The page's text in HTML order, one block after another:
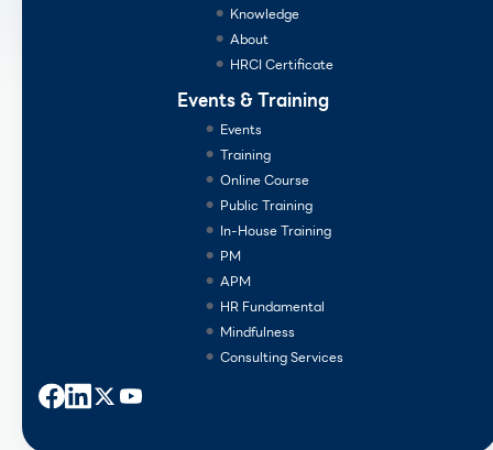
Knowledge
About
HRCI Certificate
Events & Training
Events
Training
Online Course
Public Training
In-House Training
PM
APM
HR Fundamental
Mindfulness
Consulting Services